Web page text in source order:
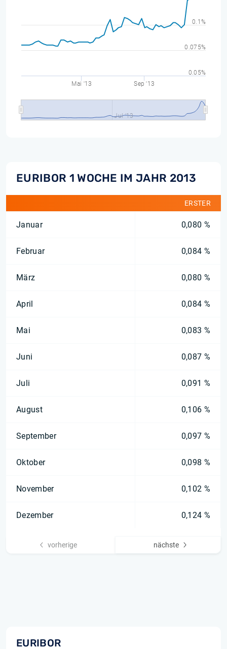
Mai '13 Sep '13
Jul '13
0.05%
0.075%
0.1%
EURIBOR 1 WOCHE IM JAHR 2013
ERSTER
Januar 0,080 %
Februar 0,084 %
März 0,080 %
April 0,084 %
Mai 0,083 %
Juni 0,087 %
Juli 0,091 %
August 0,106 %
September 0,097 %
Oktober 0,098 %
November 0,102 %
Dezember 0,124 %
vorherige nächste
EURIBOR